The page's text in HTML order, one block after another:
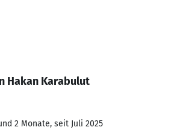
Hakan Karabulut
2 Monate, seit Juli 2025